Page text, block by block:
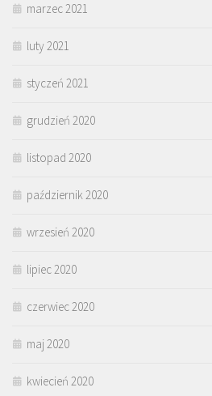
marzec 2021
luty 2021
styczeń 2021
grudzień 2020
listopad 2020
październik 2020
wrzesień 2020
lipiec 2020
czerwiec 2020
maj 2020
kwiecień 2020